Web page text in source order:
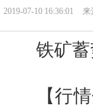
2019-07-10 16:36:01 来
铁矿蓄
【行情分